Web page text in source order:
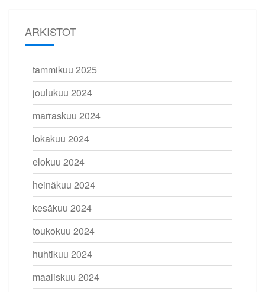
ARKISTOT
tammikuu 2025
joulukuu 2024
marraskuu 2024
lokakuu 2024
elokuu 2024
heinäkuu 2024
kesäkuu 2024
toukokuu 2024
huhtikuu 2024
maaliskuu 2024